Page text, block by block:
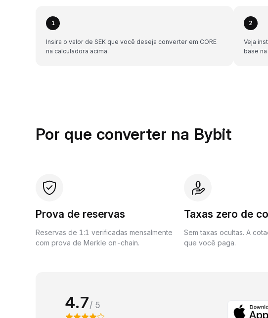
1
Insira o valor de SEK que você deseja converter em CORE
na calculadora acima.
2
Veja
base
Por que converter na Bybit
Prova de reservas
Reservas de 1:1 verificadas mensalmente
com prova de Merkle on-chain.
Taxas zero de
Sem taxas ocultas. A
que você paga.
4.7/ 5